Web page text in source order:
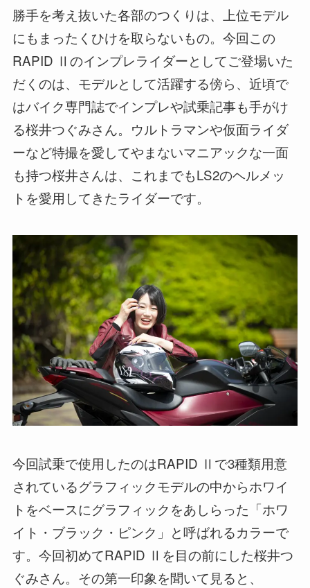
勝手を考え抜いた各部のつくりは、上位モデル
にもまったくひけを取らないもの。今回この
RAPID Ⅱのインプレライダーとしてご登場いた
だくのは、モデルとして活躍する傍ら、近頃で
はバイク専門誌でインプレや試乗記事も手がけ
る桜井つぐみさん。ウルトラマンや仮面ライダ
ーなど特撮を愛してやまないマニアックな一面
も持つ桜井さんは、これまでもLS2のヘルメッ
トを愛用してきたライダーです。
今回試乗で使用したのはRAPID Ⅱで3種類用意
されているグラフィックモデルの中からホワイ
トをベースにグラフィックをあしらった「ホワ
イト・ブラック・ピンク」と呼ばれるカラーで
す。今回初めてRAPID Ⅱを目の前にした桜井つ
ぐみさん。その第一印象を聞いて見ると、